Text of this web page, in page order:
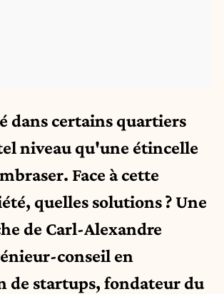
dans certains quartiers
niveau qu'une étincelle
Face à cette
quelles solutions ? Une
de Carl-Alexandre
conseil en
de startups, fondateur du